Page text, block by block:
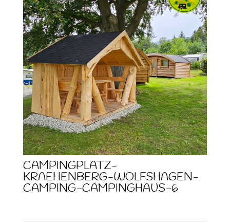
CAMPINGPLATZ-
KRAEHENBERG-WOLFSHAGEN-
CAMPING-CAMPINGHAUS-6